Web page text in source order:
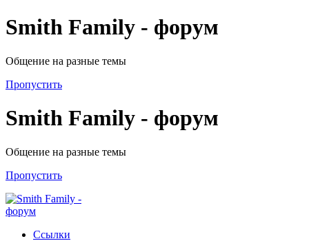
Smith Family - форум
Общение на разные темы
Пропустить
Smith Family - форум
Общение на разные темы
Пропустить
Ссылки